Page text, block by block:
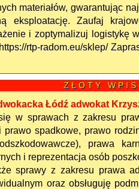
materiałów, gwarantując
eksploatację. Zaufaj
i zoptymalizuj logistykę
rtp-radom.eu/sklep/
Z Ł O T Y W P I S
Łódź adwokat
w sprawach z zakresu
prawo spadkowe, prawo
prawa
i reprezentacja osób
sprawy z zakresu prawa
oraz obsługuję